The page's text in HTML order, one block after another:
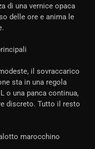
di una vernice opaca
delle ore e anima le
il sovraccarico
sta in una regola
o una panca continua,
discreto. Tutto il resto
marocchino